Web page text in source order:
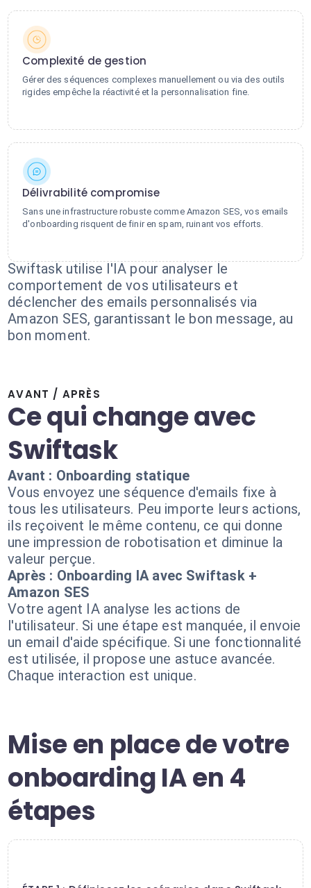
Complexité de gestion
Gérer des séquences complexes manuellement ou via des outils
rigides empêche la réactivité et la personnalisation fine.
Délivrabilité compromise
Sans une infrastructure robuste comme Amazon SES, vos emails
d'onboarding risquent de finir en spam, ruinant vos efforts.
Swiftask utilise l'IA pour analyser le
comportement de vos utilisateurs et
déclencher des emails personnalisés via
Amazon SES, garantissant le bon message, au
bon moment.
AVANT / APRÈS
Ce qui change avec
Swiftask
Avant : Onboarding statique
Vous envoyez une séquence d'emails fixe à
tous les utilisateurs. Peu importe leurs actions,
ils reçoivent le même contenu, ce qui donne
une impression de robotisation et diminue la
valeur perçue.
Après : Onboarding IA avec Swiftask +
Amazon SES
Votre agent IA analyse les actions de
l'utilisateur. Si une étape est manquée, il envoie
un email d'aide spécifique. Si une fonctionnalité
est utilisée, il propose une astuce avancée.
Chaque interaction est unique.
Mise en place de votre
onboarding IA en 4
étapes